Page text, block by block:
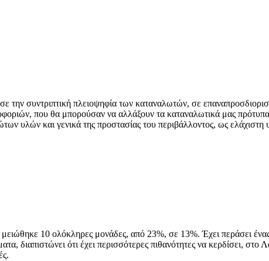
την συντριπτική πλειοψηφία των καταναλωτών, σε
που θα μπορούσαν να αλλάξουν τα καταναλωτικά μας πρότυπα,
υλών και γενικά της προστασίας του περιβάλλοντος, ως ελάχιστη
10 ολόκληρες μονάδες, από 23%, σε 13%. Έχει περάσει
διαπιστώνει ότι έχει περισσότερες πιθανότητες να κερδίσει,